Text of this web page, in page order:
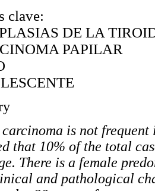
clave:
DE LA
PAPILAR
is not
that 10% of the total
There is a female
and pathological